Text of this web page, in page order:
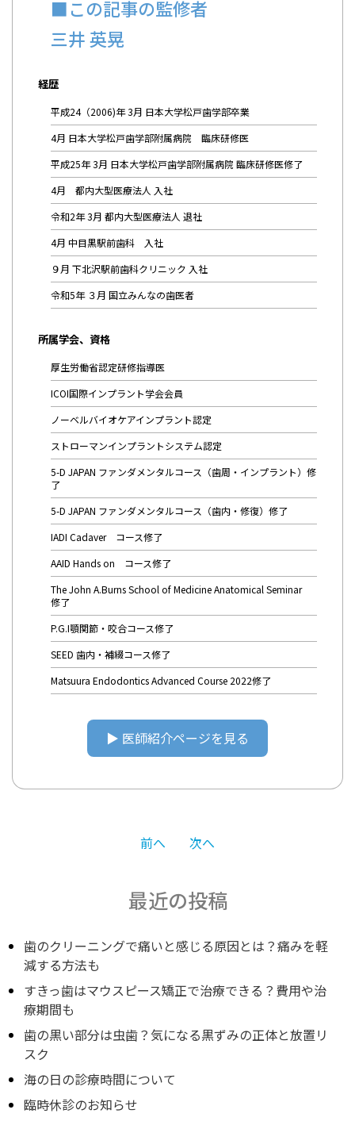
■この記事の監修者
三井 英晃
経歴
平成24（2006)年 3月 日本大学松戸歯学部卒業
4月 日本大学松戸歯学部附属病院 臨床研修医
平成25年 3月 日本大学松戸歯学部附属病院 臨床研修医修了
4月 都内大型医療法人 入社
令和2年 3月 都内大型医療法人 退社
4月 中目黒駅前歯科 入社
９月 下北沢駅前歯科クリニック 入社
令和5年 ３月 国立みんなの歯医者
所属学会、資格
厚生労働省認定研修指導医
ICOI国際インプラント学会会員
ノーベルバイオケアインプラント認定
ストローマンインプラントシステム認定
5-D JAPAN ファンダメンタルコース（歯周・インプラント）修
了
5-D JAPAN ファンダメンタルコース（歯内・修復）修了
IADI Cadaver コース修了
AAID Hands on コース修了
The John A.Burns School of Medicine Anatomical Seminar
修了
P.G.I顎関節・咬合コース修了
SEED 歯内・補綴コース修了
Matsuura Endodontics Advanced Course 2022修了
▶︎ 医師紹介ページを見る
投
稿
ナ
ビ
前へ 次へ
最近の投稿
歯のクリーニングで痛いと感じる原因とは？痛みを軽
減する方法も
すきっ歯はマウスピース矯正で治療できる？費用や治
療期間も
歯の黒い部分は虫歯？気になる黒ずみの正体と放置リ
スク
海の日の診療時間について
臨時休診のお知らせ